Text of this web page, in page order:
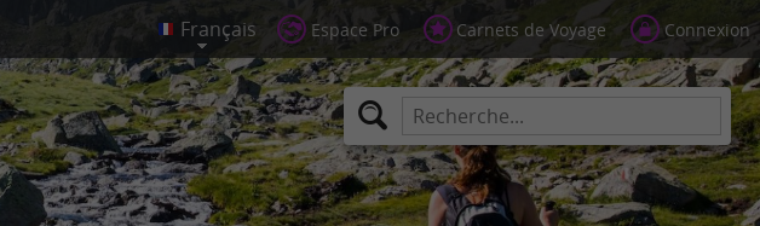
Espace Pro Carnets de Voyage Connexion